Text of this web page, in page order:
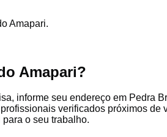
Amapari.
Amapari?
informe seu endereço em Pedra
verificados próximos de
o seu trabalho.